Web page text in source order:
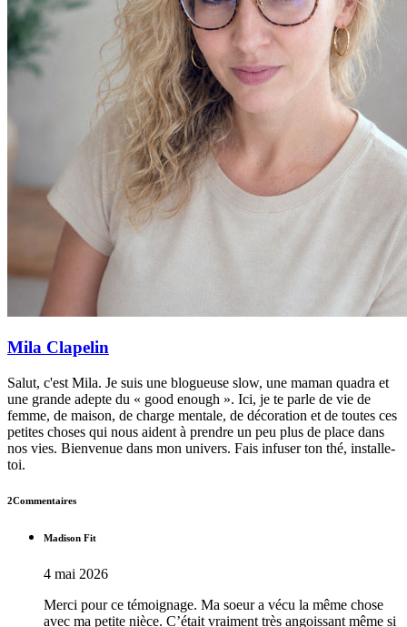
Mila Clapelin
Salut, c'est Mila. Je suis une blogueuse slow, une maman quadra et
une grande adepte du « good enough ». Ici, je te parle de vie de
femme, de maison, de charge mentale, de décoration et de toutes ces
petites choses qui nous aident à prendre un peu plus de place dans
nos vies. Bienvenue dans mon univers. Fais infuser ton thé, installe-
toi.
2Commentaires
Madison Fit
4 mai 2026
Merci pour ce témoignage. Ma soeur a vécu la même chose
avec ma petite nièce. C’était vraiment très angoissant même si